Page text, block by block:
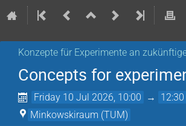
Konzepte für Experimente an
Concepts for
Friday 10 Jul 2026, 10:00 → 12:30
Minkowskiraum (TUM)